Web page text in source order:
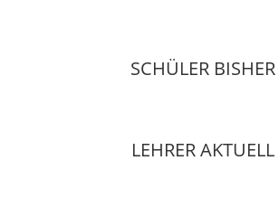
SCHÜLER BISHER
LEHRER AKTUELL